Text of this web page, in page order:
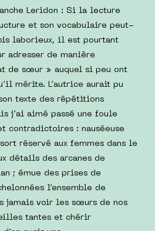
Leridon : Si la lecture
et son vocabulaire peut-
laborieux, il est pourtant
adresser de manière
de sœur » auquel si peu ont
mérite. L’autrice aurait pu
texte des répétitions
j’ai aimé passé une foule
contradictoires : nauséeuse
réservé aux femmes dans le
détails des arcanes de
; émue des prises de
l’ensemble de
jamais voir les sœurs de nos
tantes et chérir